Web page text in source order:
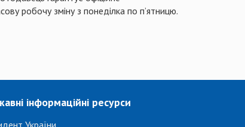
робочу зміну з понеділка по п’ятницю.
інформаційні ресурси